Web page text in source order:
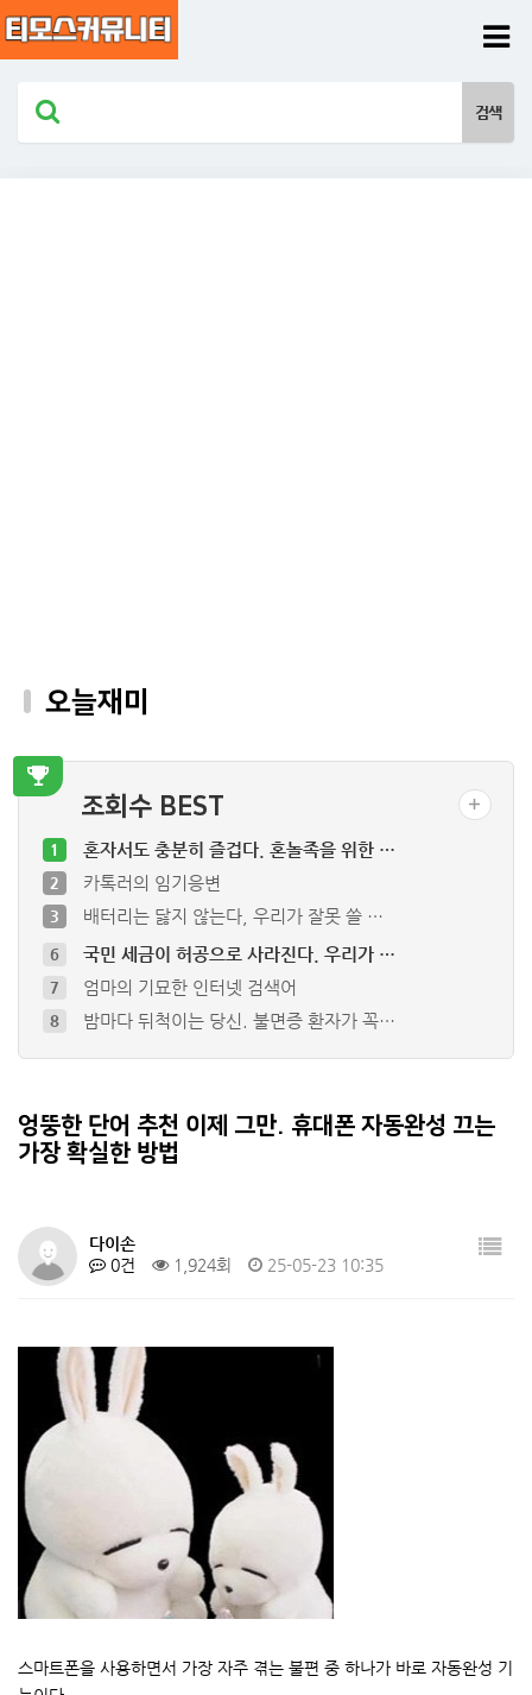
오늘재미
조회수 BEST
6 국민 세금이 허공으로 사라진다. 우리가 …
7 엄마의 기묘한 인터넷 검색어
8 밤마다 뒤척이는 당신. 불면증 환자가 꼭…
4 “혼자 떠났더니 우주가 열렸다 – 국내 …
5 총각귀신이 없는 이유
1 혼자서도 충분히 즐겁다. 혼놀족을 위한 …
2 카톡러의 임기응변
3 배터리는 닳지 않는다, 우리가 잘못 쓸 …
엉뚱한 단어 추천 이제 그만. 휴대폰 자동완성 끄는
가장 확실한 방법
다이손
0건
1,924회 25-05-23 10:35
스마트폰을 사용하면서 가장 자주 겪는 불편 중 하나가 바로 자동완성 기